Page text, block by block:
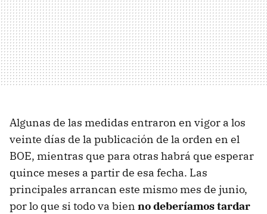
Algunas de las medidas entraron en vigor a los
veinte días de la publicación de la orden en el
BOE, mientras que para otras habrá que esperar
quince meses a partir de esa fecha. Las
principales arrancan este mismo mes de junio,
por lo que si todo va bien no deberíamos tardar